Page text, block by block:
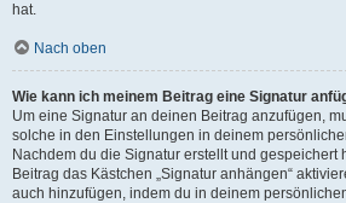
hat.
Nach oben
Wie kann ich meinem Beitrag eine Signatur
Um eine Signatur an deinen Beitrag anzufügen,
solche in den Einstellungen in deinem
Nachdem du die Signatur erstellt und gespeichert
Beitrag das Kästchen „Signatur anhängen“
auch hinzufügen, indem du in deinem